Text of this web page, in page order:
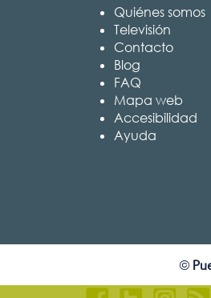
Quiénes somos
Televisión
Contacto
Blog
FAQ
Mapa web
Accesibilidad
Ayuda
©